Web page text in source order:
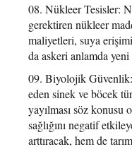
Nükleer Tesisler:
gerektiren nükleer
maliyetleri, suya
da askeri anlamda
Biyolojik Güvenlik:
eden sinek ve böcek
yayılması söz
sağlığını negatif
arttıracak, hem de